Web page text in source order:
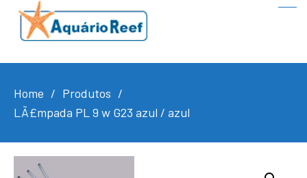
Home
Produtos
LÃ£mpada PL 9 w G23 azul / azul